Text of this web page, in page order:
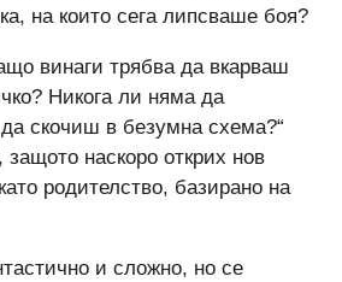
на които сега липсваше боя?
винаги трябва да вкарваш
Никога ли няма да
скочиш в безумна схема?“
защото наскоро открих нов
родителство, базирано на
и сложно, но се